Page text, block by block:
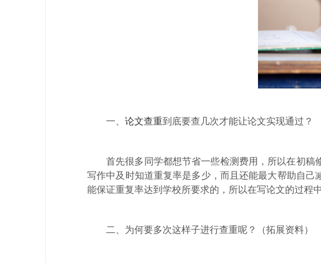
一、 论文查重到底要查几次才能让论文实现通过？
首先很多同学都想节省一些检测费用，所以在初
写作中及时知道重复率是多少，而且还能最大帮助自
能保证重复率达到学校所要求的，所以在写论文的过程
二、为何要多次这样子进行查重呢？（拓展资料）